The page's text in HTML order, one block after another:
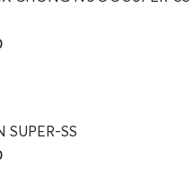
SUPER-SS